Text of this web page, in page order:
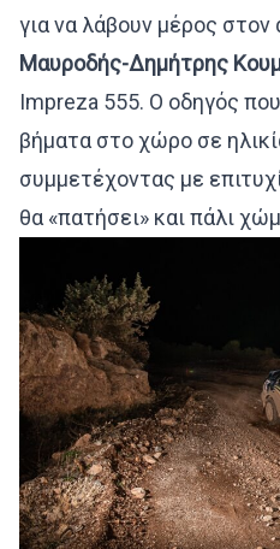
για να λάβουν μέρος στον
Μαυροδής-Δημήτρης
Impreza 555. Ο οδηγός
βήματα στο χώρο σε
συμμετέχοντας με
θα «πατήσει» και πάλι